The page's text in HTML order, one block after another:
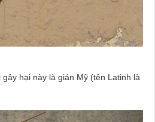
hại này là gián Mỹ (tên Latinh là